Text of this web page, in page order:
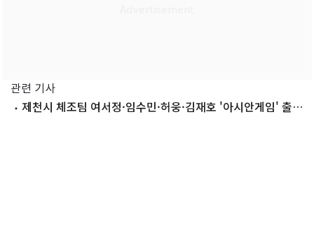
관련 기사
제천시 체조팀 여서정·임수민·허웅·김재호 '아시안게임' 출